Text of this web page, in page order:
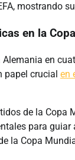
mostrando
en la
en
papel crucial en
de la
para
la Copa